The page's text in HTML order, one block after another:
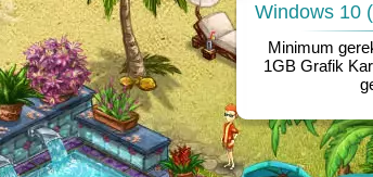
Windows 10
Minimum
1GB Grafik